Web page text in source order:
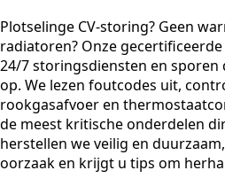
Plotselinge CV-storing? Geen
radiatoren? Onze
24/7 storingsdiensten en sporen
op. We lezen foutcodes uit,
rookgasafvoer en
de meest kritische onderdelen
herstellen we veilig en
oorzaak en krijgt u tips om